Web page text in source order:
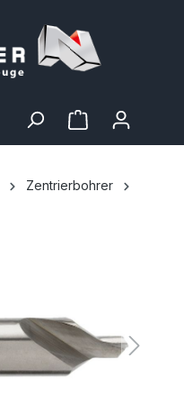
Zentrierbohrer